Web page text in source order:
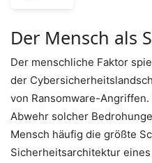
Der Mensch als
Der menschliche Faktor
der
von Ransomware-
Abwehr solcher
Mensch häufig die größte
Sicherheitsarchitektur